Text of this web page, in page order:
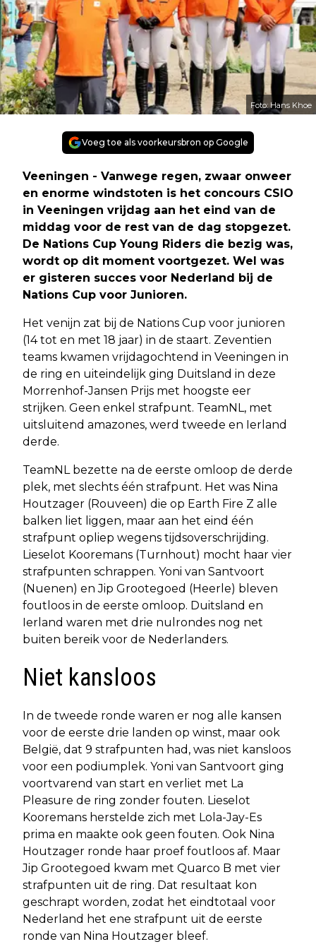
Foto: Hans Khoe
Voeg toe als voorkeursbron op Google
Veeningen - Vanwege regen, zwaar onweer
en enorme windstoten is het concours CSIO
in Veeningen vrijdag aan het eind van de
middag voor de rest van de dag stopgezet.
De Nations Cup Young Riders die bezig was,
wordt op dit moment voortgezet. Wel was
er gisteren succes voor Nederland bij de
Nations Cup voor Junioren.
Het venijn zat bij de Nations Cup voor junioren
(14 tot en met 18 jaar) in de staart. Zeventien
teams kwamen vrijdagochtend in Veeningen in
de ring en uiteindelijk ging Duitsland in deze
Morrenhof-Jansen Prijs met hoogste eer
strijken. Geen enkel strafpunt. TeamNL, met
uitsluitend amazones, werd tweede en Ierland
derde.
TeamNL bezette na de eerste omloop de derde
plek, met slechts één strafpunt. Het was Nina
Houtzager (Rouveen) die op Earth Fire Z alle
balken liet liggen, maar aan het eind één
strafpunt opliep wegens tijdsoverschrijding.
Lieselot Kooremans (Turnhout) mocht haar vier
strafpunten schrappen. Yoni van Santvoort
(Nuenen) en Jip Grootegoed (Heerle) bleven
foutloos in de eerste omloop. Duitsland en
Ierland waren met drie nulrondes nog net
buiten bereik voor de Nederlanders.
Niet kansloos
In de tweede ronde waren er nog alle kansen
voor de eerste drie landen op winst, maar ook
België, dat 9 strafpunten had, was niet kansloos
voor een podiumplek. Yoni van Santvoort ging
voortvarend van start en verliet met La
Pleasure de ring zonder fouten. Lieselot
Kooremans herstelde zich met Lola-Jay-Es
prima en maakte ook geen fouten. Ook Nina
Houtzager ronde haar proef foutloos af. Maar
Jip Grootegoed kwam met Quarco B met vier
strafpunten uit de ring. Dat resultaat kon
geschrapt worden, zodat het eindtotaal voor
Nederland het ene strafpunt uit de eerste
ronde van Nina Houtzager bleef.